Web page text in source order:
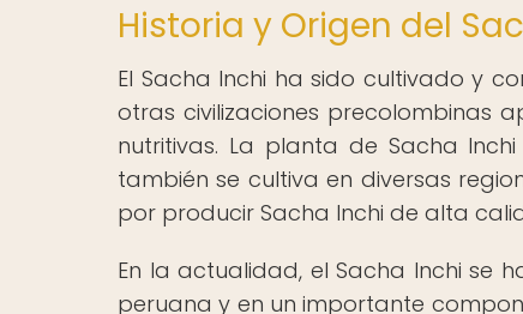
Historia y Origen del
El Sacha Inchi ha sido cultivado y
otras civilizaciones precolombinas
nutritivas. La planta de Sacha
también se cultiva en diversas
por producir Sacha Inchi de alta
En la actualidad, el Sacha Inchi se
peruana y en un importante